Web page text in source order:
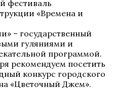
фестиваль
«Времена и
– государственный
гуляниями и
программой.
рекомендуем посетить
конкурс городского
«Цветочный Джем».